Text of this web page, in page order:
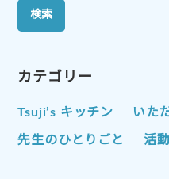
カテゴリー
Tsuji’s キッチン いた
先生のひとりごと 活